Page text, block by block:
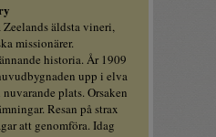
äldsta vineri,
missionärer.
historia. År 1909
upp i elva
plats. Orsaken
Resan på strax
att genomföra. Idag